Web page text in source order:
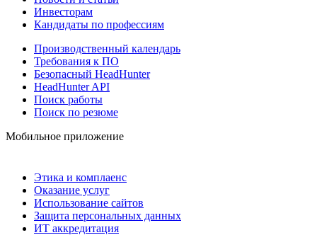
Инвесторам
Кандидаты по профессиям
Производственный календарь
Требования к ПО
Безопасный HeadHunter
HeadHunter API
Поиск работы
Поиск по резюме
Мобильное приложение
Этика и комплаенс
Оказание услуг
Использование сайтов
Защита персональных данных
ИТ аккредитация